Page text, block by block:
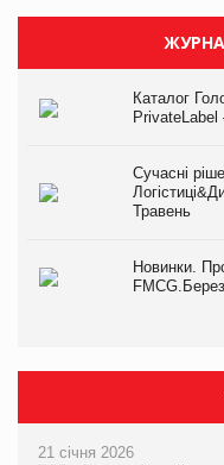
Каталог
PrivateLabel
Сучасні
Травень
Новинки.
21 січня 2026